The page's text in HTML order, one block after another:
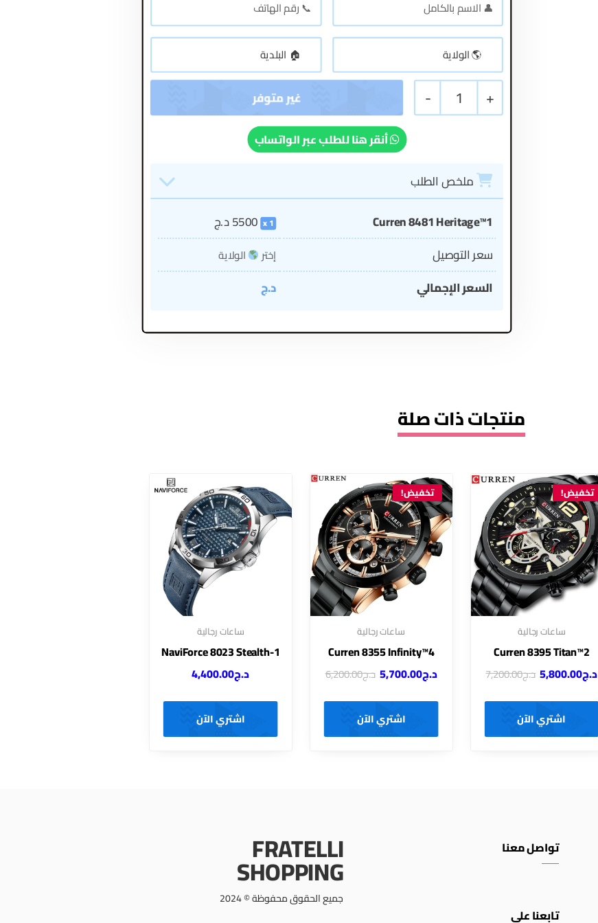
+
1
-
أنقر هنا للطلب عبر الواتساب
ملخص الطلب
1™Curren 8481 Heritage
1
5500د.ج
سعر التوصيل
إختر الولاية
السعر الإجمالي د.ج
منتجات ذات صلة
تخفيض!
ساعات رجالية
Curren 8395 Titan™2
د.ج5,800.00 د.ج7,200.00
اشتري الآن
تخفيض!
ساعات رجالية
Curren 8355 Infinity™4
د.ج5,700.00 د.ج6,200.00
اشتري الآن
ساعات رجالية
NaviForce 8023 Stealth-1
د.ج4,400.00
اشتري الآن
تواصل معنا
تابعنا على
FRATELLI
SHOPPING
جميع الحقوق محفوظة © 2024